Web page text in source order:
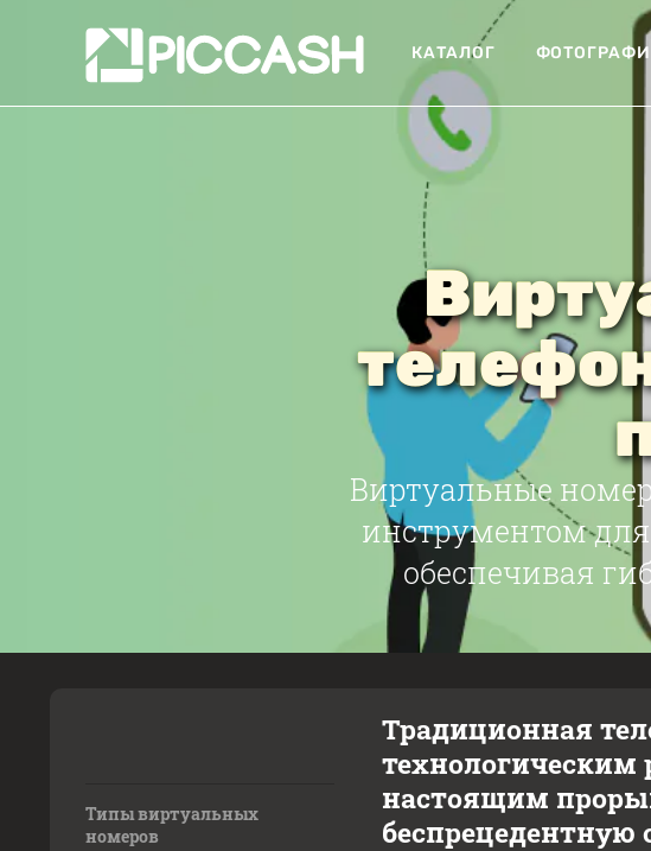
КАТАЛОГ
Виртуальные
инструментом
обеспечивая
Типы виртуальных
номеров
Традиционная
настоящим
беспрецедентную